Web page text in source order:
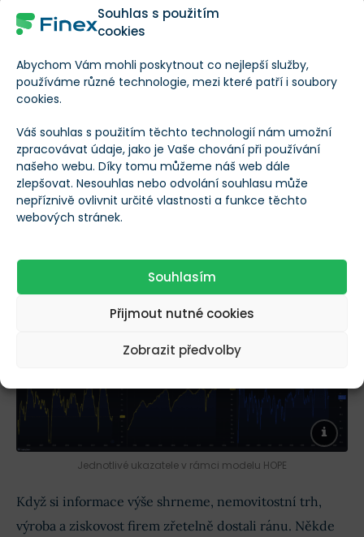
Souhlas s použitím
cookies
Abychom Vám mohli poskytnout co nejlepší služby,
používáme různé technologie, mezi které patří i soubory
cookies.
Váš souhlas s použitím těchto technologií nám umožní
zpracovávat údaje, jako je Vaše chování při používání
našeho webu. Díky tomu můžeme náš web dále
zlepšovat. Nesouhlas nebo odvolání souhlasu může
nepříznivě ovlivnit určité vlastnosti a funkce těchto
webových stránek.
Souhlasím
Přijmout nutné cookies
Zobrazit předvolby
Na základě průmyslového indexu (industrial
production) dochází od září 2022 ke stagnaci.
Průměrná týdenní pracovní doba (average weekly
hours) se nedokázala ani vrátit na úrovně před
covidem. Na základě manufacturers new orders
probíhá od dubna 2022 stagnace. Jediné co se drží, je
trh práce. Ještě než samotná nezaměstnanost vzroste,
prvně je nutné pozorovat rostoucí žádosti o pomoc v
nezaměstnanosti (initial claims). Ty jsou však i v těchto
Jednotlivé ukazatele v rámci modelu HOPE
Když si informace výše shrneme, nemovitostní trh,
výroba a ziskovost firem zřetelně dostali ránu. Někde